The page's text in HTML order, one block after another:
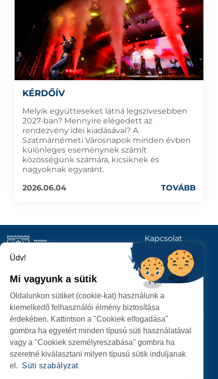
KÉRDŐÍV
Melyik együtteseket látná legszívesebben
2027-ban? Mennyire elégedett az
rendezvény idei kiadásával? A
Szatmárnémeti Városnapok minden évben
különleges eseménynek számít
közösségünk számára, kicsiknek és
nagyoknak egyaránt.
2026.06.04
TOVÁBB
SZEMÉLYES ADATOK VÉDELME
SZATMÁRNÉMETI
POLGÁRMESTERI HIVATAL
P-ȚA 25 OCTOMBRIE, NR. 1 CORP M, 440026 SATU MARE
Kapcsolat
KÖVESSENEK
Üdv!
Mi vagyunk a sütik
Oldalunkon sütiket (cookie-kat) használunk a
kiemelkedő felhasználói élmény biztosítása
érdekében. Kattintson a "Cookiek elfogadása"
gombra ha egyetért minden típusú süti használatával
vagy a "Cookiek személyreszabása" gombra ha
szeretné kiválasztani milyen típusú sütik induljanak
el. Süti szabályzat